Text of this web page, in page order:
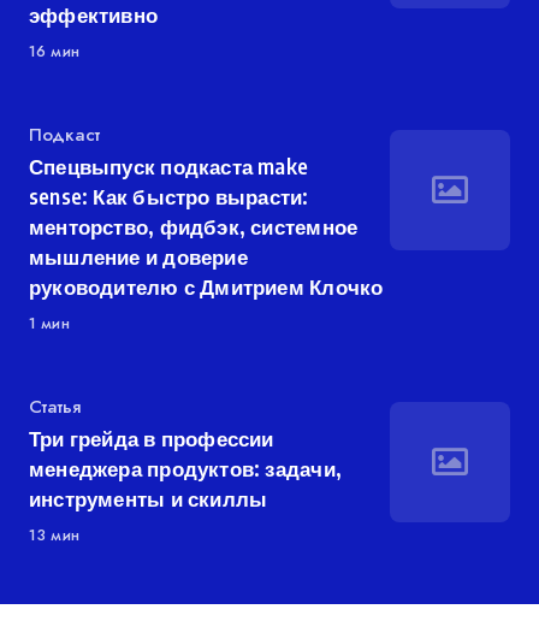
эффективно
16 мин
Категория
Подкаст
Спецвыпуск подкаста make
sense: Как быстро вырасти:
менторство, фидбэк, системное
мышление и доверие
руководителю с Дмитрием Клочко
1 мин
Категория
Статья
Три грейда в профессии
менеджера продуктов: задачи,
инструменты и скиллы
13 мин